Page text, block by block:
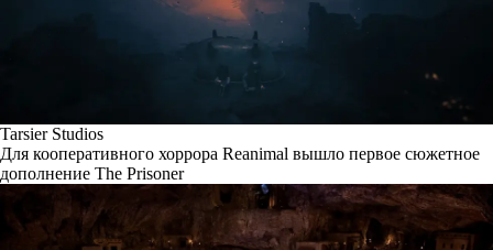
Tarsier Studios
Для кооперативного хоррора Reanimal вышло первое сюжетное
дополнение The Prisoner